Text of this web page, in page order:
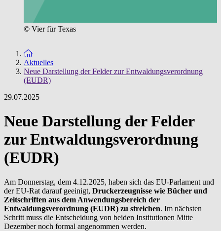
© Vier für Texas
Zur Startseite
Aktuelles
Neue Darstellung der Felder zur Entwaldungsverordnung
(EUDR)
29.07.2025
Neue Darstellung der Felder
zur Entwaldungsverordnung
(EUDR)
Am Donnerstag, dem 4.12.2025, haben sich das EU-Parlament und
der EU-Rat darauf geeinigt, Druckerzeugnisse wie Bücher und
Zeitschriften aus dem Anwendungsbereich der
Entwaldungsverordnung (EUDR) zu streichen. Im nächsten
Schritt muss die Entscheidung von beiden Institutionen Mitte
Dezember noch formal angenommen werden.